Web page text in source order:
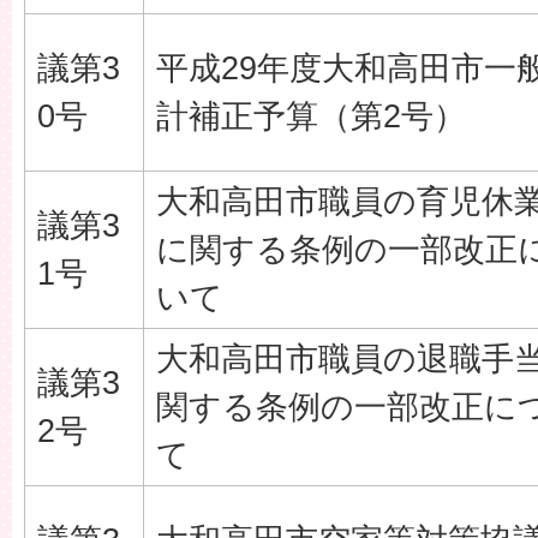
議第3
0号
平成29年度大和高田市一
計補正予算（第2号）
議第3
1号
大和高田市職員の育児休
に関する条例の一部改正
いて
議第3
2号
大和高田市職員の退職手
関する条例の一部改正に
て